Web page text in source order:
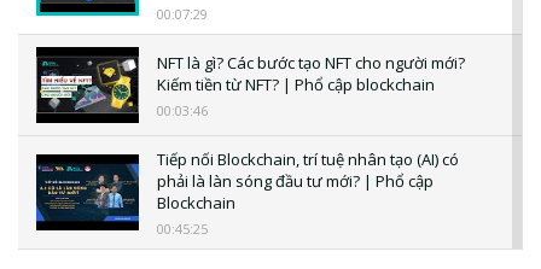
00:07:29
NFT là gì? Các bước tạo NFT cho người mới?
Kiếm tiền từ NFT? | Phổ cập blockchain
00:03:46
Tiếp nối Blockchain, trí tuệ nhân tạo (AI) có
phải là làn sóng đầu tư mới? | Phổ cập
Blockchain
00:45:25